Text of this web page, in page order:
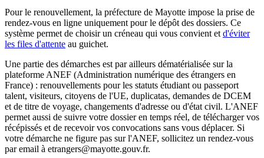
Pour le renouvellement, la préfecture de Mayotte impose la prise de
rendez-vous en ligne uniquement pour le dépôt des dossiers. Ce
système permet de choisir un créneau qui vous convient et d'éviter
les files d'attente au guichet.
Une partie des démarches est par ailleurs dématérialisée sur la
plateforme ANEF (Administration numérique des étrangers en
France) : renouvellements pour les statuts étudiant ou passeport
talent, visiteurs, citoyens de l'UE, duplicatas, demandes de DCEM
et de titre de voyage, changements d'adresse ou d'état civil. L'ANEF
permet aussi de suivre votre dossier en temps réel, de télécharger vos
récépissés et de recevoir vos convocations sans vous déplacer. Si
votre démarche ne figure pas sur l'ANEF, sollicitez un rendez-vous
par email à etrangers@mayotte.gouv.fr.